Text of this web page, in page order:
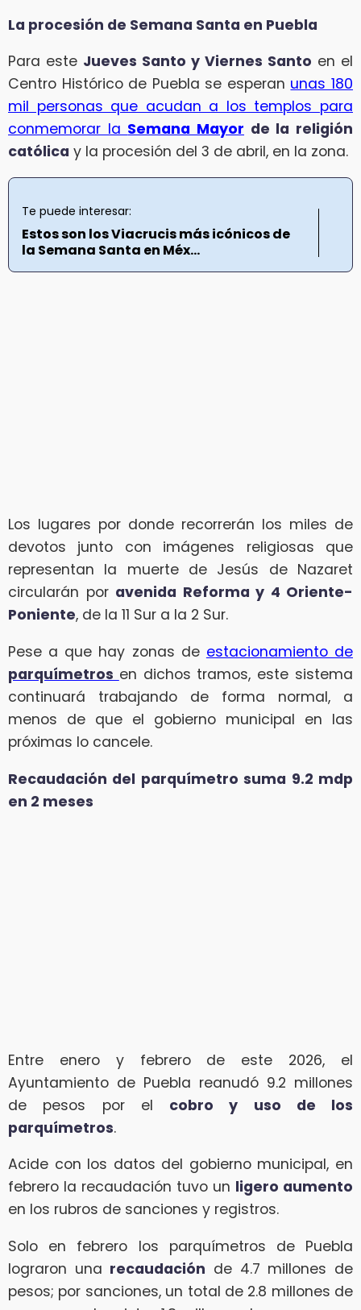
La procesión de Semana Santa en Puebla
Para este Jueves Santo y Viernes Santo en el
Centro Histórico de Puebla se esperan unas 180
mil personas que acudan a los templos para
conmemorar la Semana Mayor de la religión
católica y la procesión del 3 de abril, en la zona.
Te puede interesar:
Estos son los Viacrucis más icónicos de
la Semana Santa en Méx...
Los lugares por donde recorrerán los miles de
devotos junto con imágenes religiosas que
representan la muerte de Jesús de Nazaret
circularán por avenida Reforma y 4 Oriente-
Poniente, de la 11 Sur a la 2 Sur.
Pese a que hay zonas de estacionamiento de
parquímetros en dichos tramos, este sistema
continuará trabajando de forma normal, a
menos de que el gobierno municipal en las
próximas lo cancele.
Recaudación del parquímetro suma 9.2 mdp
en 2 meses
Entre enero y febrero de este 2026, el
Ayuntamiento de Puebla reanudó 9.2 millones
de pesos por el cobro y uso de los
parquímetros.
Acide con los datos del gobierno municipal, en
febrero la recaudación tuvo un ligero aumento
en los rubros de sanciones y registros.
Solo en febrero los parquímetros de Puebla
lograron una recaudación de 4.7 millones de
pesos; por sanciones, un total de 2.8 millones de